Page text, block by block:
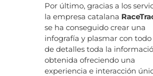
Por último, gracias a los
la empresa catalana
se ha conseguido crear una
infografía y plasmar con
de detalles toda la
obtenida ofreciendo una
experiencia e interacción